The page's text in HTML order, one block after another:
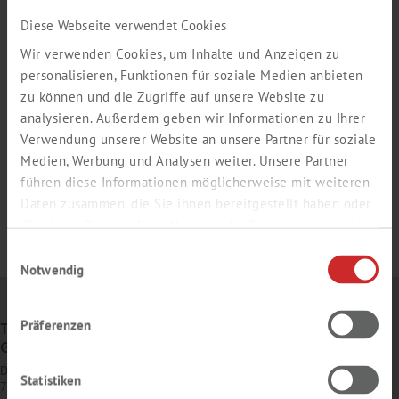
Diese Webseite verwendet Cookies
Wir verwenden Cookies, um Inhalte und Anzeigen zu
personalisieren, Funktionen für soziale Medien anbieten
zu können und die Zugriffe auf unsere Website zu
analysieren. Außerdem geben wir Informationen zu Ihrer
Verwendung unserer Website an unsere Partner für soziale
Medien, Werbung und Analysen weiter. Unsere Partner
führen diese Informationen möglicherweise mit weiteren
Daten zusammen, die Sie ihnen bereitgestellt haben oder
die sie im Rahmen Ihrer Nutzung der Dienste gesammelt
Notwendig
Präferenzen
Statistiken
TH. GEYER
GMBH & CO. KG
Dornierstr. 4–6
71272 Renningen